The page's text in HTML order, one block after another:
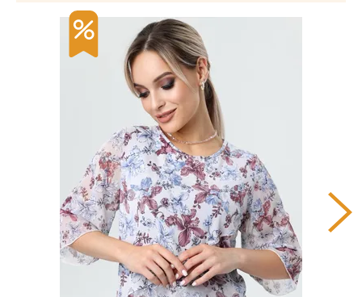
Фотографии
товара
Большая
фотография